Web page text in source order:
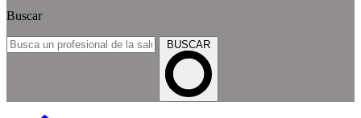
Buscar
BUSCAR